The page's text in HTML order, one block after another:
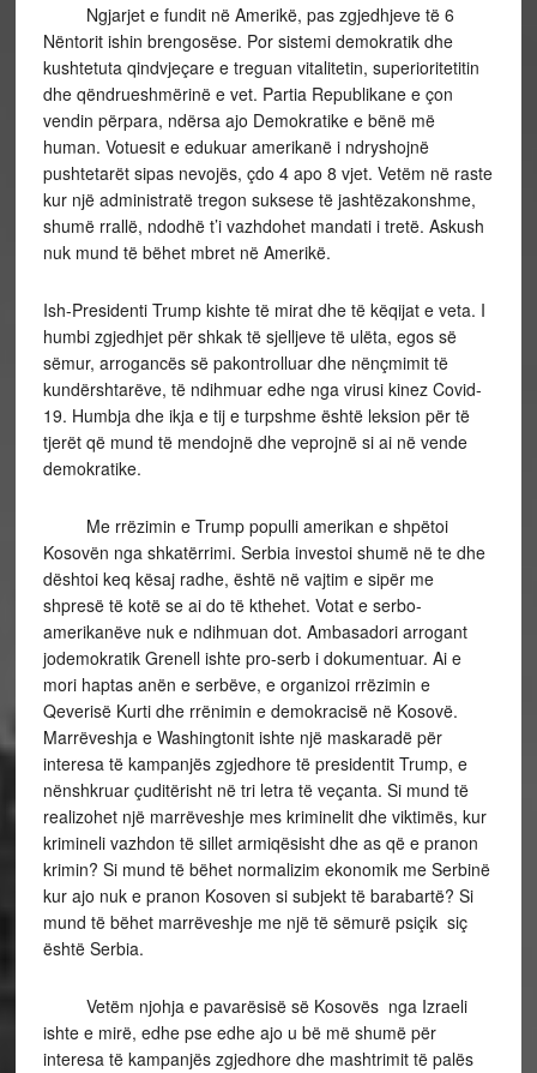
Ngjarjet e fundit në Amerikë, pas zgjedhjeve të 6
Nëntorit ishin brengosëse. Por sistemi demokratik dhe
kushtetuta qindvjeçare e treguan vitalitetin, superioritetitin
dhe qëndrueshmërinë e vet. Partia Republikane e çon
vendin përpara, ndërsa ajo Demokratike e bënë më
human. Votuesit e edukuar amerikanë i ndryshojnë
pushtetarët sipas nevojës, çdo 4 apo 8 vjet. Vetëm në raste
kur një administratë tregon suksese të jashtëzakonshme,
shumë rrallë, ndodhë t’i vazhdohet mandati i tretë. Askush
nuk mund të bëhet mbret në Amerikë.
Ish-Presidenti Trump kishte të mirat dhe të këqijat e veta. I
humbi zgjedhjet për shkak të sjelljeve të ulëta, egos së
sëmur, arrogancës së pakontrolluar dhe nënçmimit të
kundërshtarëve, të ndihmuar edhe nga virusi kinez Covid-
19. Humbja dhe ikja e tij e turpshme është leksion për të
tjerët që mund të mendojnë dhe veprojnë si ai në vende
demokratike.
Me rrëzimin e Trump populli amerikan e shpëtoi
Kosovën nga shkatërrimi. Serbia investoi shumë në te dhe
dështoi keq kësaj radhe, është në vajtim e sipër me
shpresë të kotë se ai do të kthehet. Votat e serbo-
amerikanëve nuk e ndihmuan dot. Ambasadori arrogant
jodemokratik Grenell ishte pro-serb i dokumentuar. Ai e
mori haptas anën e serbëve, e organizoi rrëzimin e
Qeverisë Kurti dhe rrënimin e demokracisë në Kosovë.
Marrëveshja e Washingtonit ishte një maskaradë për
interesa të kampanjës zgjedhore të presidentit Trump, e
nënshkruar çuditërisht në tri letra të veçanta. Si mund të
realizohet një marrëveshje mes kriminelit dhe viktimës, kur
krimineli vazhdon të sillet armiqësisht dhe as që e pranon
krimin? Si mund të bëhet normalizim ekonomik me Serbinë
kur ajo nuk e pranon Kosoven si subjekt të barabartë? Si
mund të bëhet marrëveshje me një të sëmurë psiçik siç
është Serbia.
Vetëm njohja e pavarësisë së Kosovës nga Izraeli
ishte e mirë, edhe pse edhe ajo u bë më shumë për
interesa të kampanjës zgjedhore dhe mashtrimit të palës